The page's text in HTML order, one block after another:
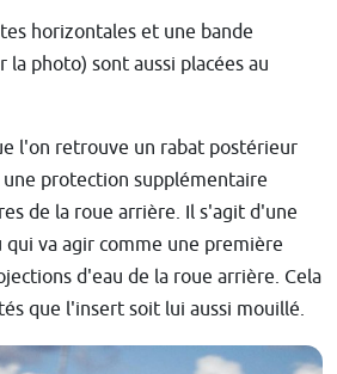
horizontales et une bande
photo) sont aussi placées au
l'on retrouve un rabat postérieur
protection supplémentaire
de la roue arrière. Il s'agit d'une
qui va agir comme une première
d'eau de la roue arrière. Cela
que l'insert soit lui aussi mouillé.